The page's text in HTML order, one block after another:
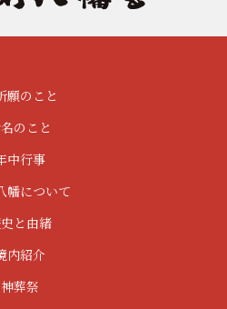
願のこと
のこと
中行事
幡について
と由緒
内紹介
神葬祭